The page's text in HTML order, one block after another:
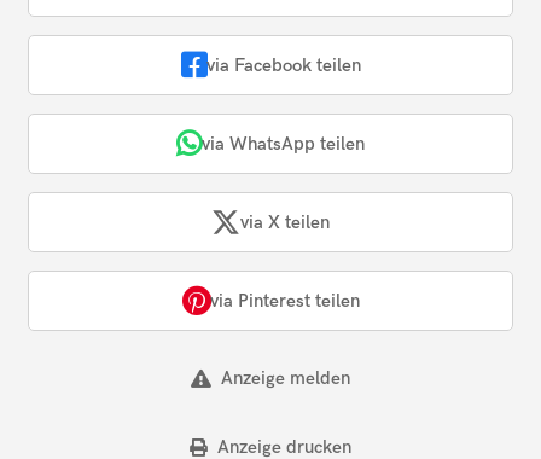
via Facebook teilen
via WhatsApp teilen
via X teilen
via Pinterest teilen
Anzeige melden
Anzeige drucken